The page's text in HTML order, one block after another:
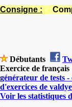
Consigne :
Débutants
Exercice de
générateur de tests
d'exercices de
Voir les statistiques